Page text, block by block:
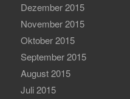
Dezember 2015
November 2015
Oktober 2015
September 2015
August 2015
Juli 2015